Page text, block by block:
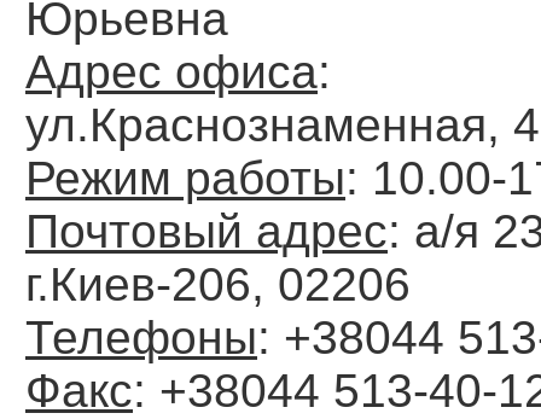
Юрьевна
Адрес офиса:
ул.Краснознаменная,
Режим работы: 10.00-
Почтовый адрес: а/я
г.Киев-206, 02206
Телефоны: +38044
Факс: +38044 513-40-